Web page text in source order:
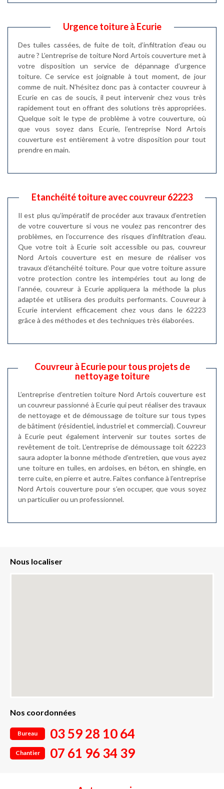
Urgence toiture à Ecurie
Des tuiles cassées, de fuite de toit, d’infiltration d’eau ou
autre ? L’entreprise de toiture Nord Artois couverture met à
votre disposition un service de dépannage d’urgence
toiture. Ce service est joignable à tout moment, de jour
comme de nuit. N’hésitez donc pas à contacter couvreur à
Ecurie en cas de soucis, il peut intervenir chez vous très
rapidement tout en offrant des solutions très appropriées.
Quelque soit le type de problème à votre couverture, où
que vous soyez dans Ecurie, l’entreprise Nord Artois
couverture est entièrement à votre disposition pour tout
prendre en main.
Etanchéité toiture avec couvreur 62223
Il est plus qu’impératif de procéder aux travaux d’entretien
de votre couverture si vous ne voulez pas rencontrer des
problèmes, en l’occurrence des risques d’infiltration d’eau.
Que votre toit à Ecurie soit accessible ou pas, couvreur
Nord Artois couverture est en mesure de réaliser vos
travaux d’étanchéité toiture. Pour que votre toiture assure
votre protection contre les intempéries tout au long de
l’année, couvreur à Ecurie appliquera la méthode la plus
adaptée et utilisera des produits performants. Couvreur à
Ecurie intervient efficacement chez vous dans le 62223
grâce à des méthodes et des techniques très élaborées.
Couvreur à Ecurie pour tous projets de
nettoyage toiture
L’entreprise d’entretien toiture Nord Artois couverture est
un couvreur passionné à Ecurie qui peut réaliser des travaux
de nettoyage et de démoussage de toiture sur tous types
de bâtiment (résidentiel, industriel et commercial). Couvreur
à Ecurie peut également intervenir sur toutes sortes de
revêtement de toit. L’entreprise de démoussage toit 62223
saura adopter la bonne méthode d’entretien, que vous ayez
une toiture en tuiles, en ardoises, en béton, en shingle, en
terre cuite, en pierre et autre. Faites confiance à l’entreprise
Nord Artois couverture pour s’en occuper, que vous soyez
un particulier ou un professionnel.
Nous localiser
Nos coordonnées
Bureau 03 59 28 10 64
Chantier 07 61 96 34 39